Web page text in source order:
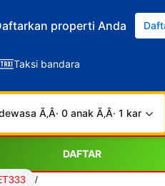
properti Anda
Taksi bandara
Ã‚Â· 0 anak Ã‚Â· 1 kamar
DAFTAR
/